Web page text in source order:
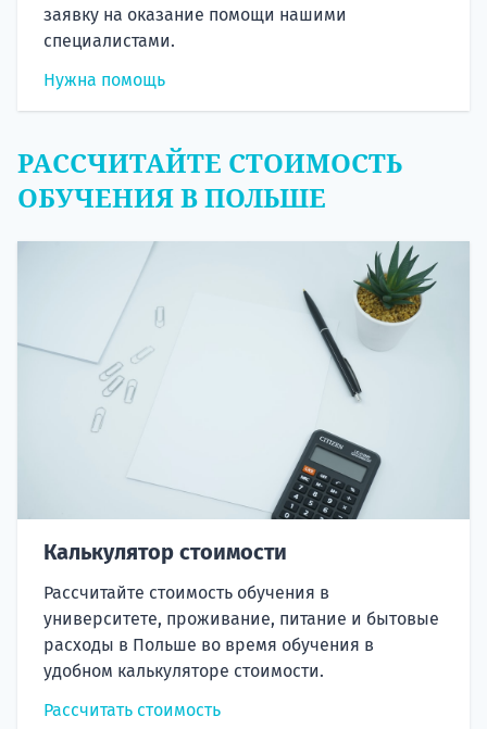
заявку на оказание помощи нашими
специалистами.
Нужна помощь
РАССЧИТАЙТЕ СТОИМОСТЬ
ОБУЧЕНИЯ В ПОЛЬШЕ
Калькулятор стоимости
Рассчитайте стоимость обучения в
университете, проживание, питание и бытовые
расходы в Польше во время обучения в
удобном калькуляторе стоимости.
Рассчитать стоимость